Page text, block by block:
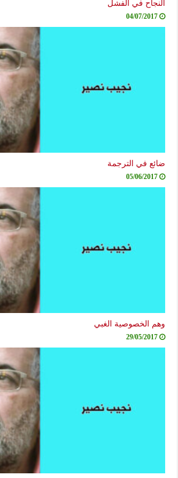
النجاح في الفشل
04/07/2017
ضائع في الترجمة
05/06/2017
وهم الخصوصية الغبي
29/05/2017